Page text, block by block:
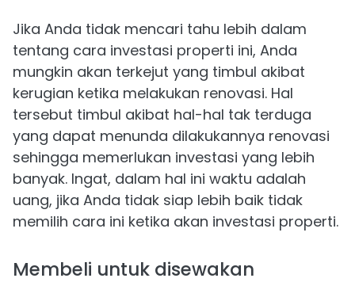
Jika Anda tidak mencari tahu lebih dalam
tentang cara investasi properti ini, Anda
mungkin akan terkejut yang timbul akibat
kerugian ketika melakukan renovasi. Hal
tersebut timbul akibat hal-hal tak terduga
yang dapat menunda dilakukannya renovasi
sehingga memerlukan investasi yang lebih
banyak. Ingat, dalam hal ini waktu adalah
uang, jika Anda tidak siap lebih baik tidak
memilih cara ini ketika akan investasi properti.
Membeli untuk disewakan